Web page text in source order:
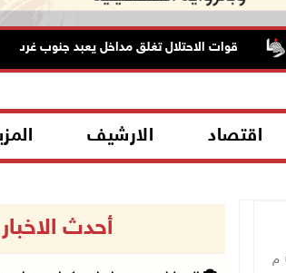
قوات الاحتلال تغلق مداخل يعبد جنوب غرب جنين
اقتصاد الارشيف
أحدث الاخبار